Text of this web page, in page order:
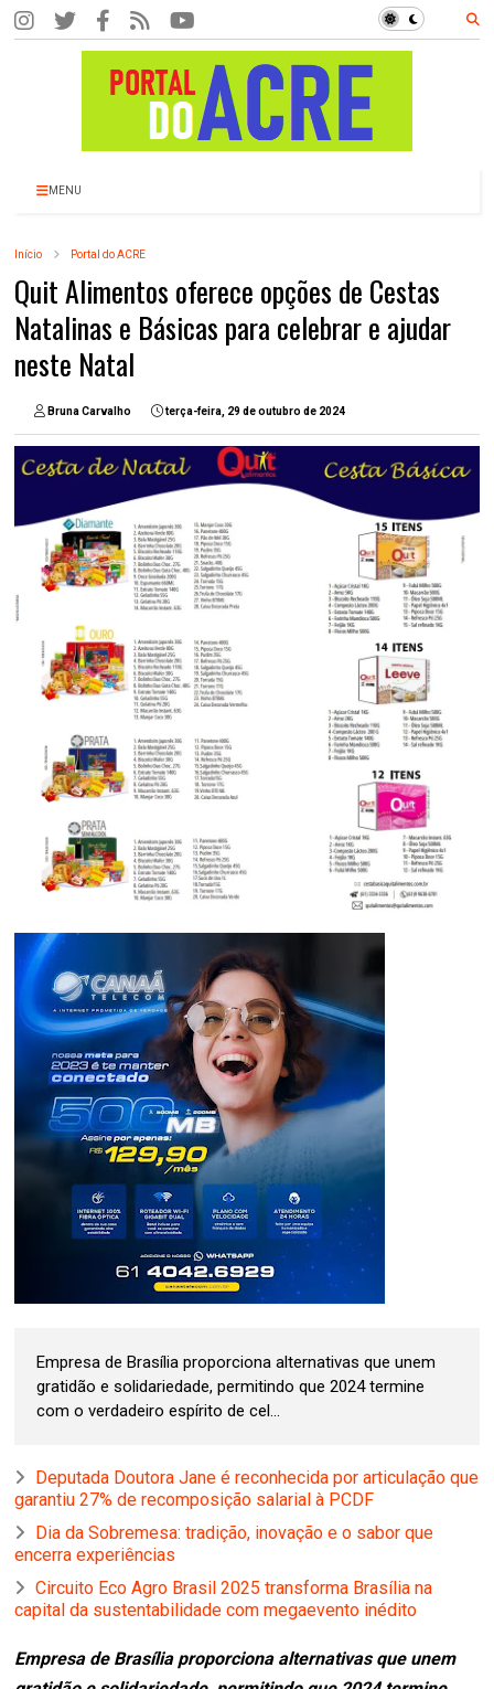
MENU
Início Portal do ACRE
Quit Alimentos oferece opções de Cestas
Natalinas e Básicas para celebrar e ajudar
neste Natal
Bruna Carvalho terça-feira, 29 de outubro de 2024
Empresa de Brasília proporciona alternativas que unem
gratidão e solidariedade, permitindo que 2024 termine
com o verdadeiro espírito de cel...
Deputada Doutora Jane é reconhecida por articulação que
garantiu 27% de recomposição salarial à PCDF
Dia da Sobremesa: tradição, inovação e o sabor que
encerra experiências
Circuito Eco Agro Brasil 2025 transforma Brasília na
capital da sustentabilidade com megaevento inédito
Empresa de Brasília proporciona alternativas que unem